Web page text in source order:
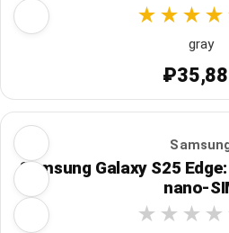
gray
Samsung Galaxy S25
nano-